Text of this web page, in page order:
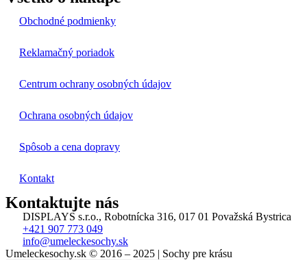
Obchodné podmienky
Reklamačný poriadok
Centrum ochrany osobných údajov
Ochrana osobných údajov
Spôsob a cena dopravy
Kontakt
Kontaktujte nás
DISPLAYS s.r.o., Robotnícka 316, 017 01 Považská Bystrica
+421 907 773 049
info@umeleckesochy.sk
Umeleckesochy.sk © 2016 – 2025 | Sochy pre krásu